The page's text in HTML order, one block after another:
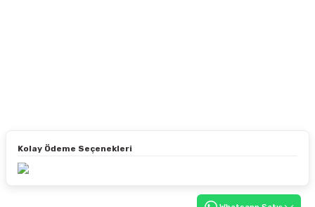
Kolay Ödeme Seçenekleri